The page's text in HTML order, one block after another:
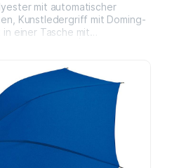
mit automatischer
Kunstledergriff mit Doming-
einer Tasche mit